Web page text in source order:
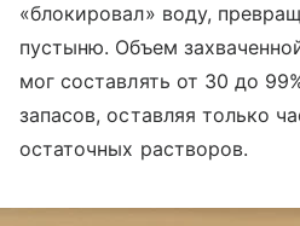
«блокировал» воду,
пустыню. Объем
мог составлять от 30 до
запасов, оставляя только
остаточных растворов.